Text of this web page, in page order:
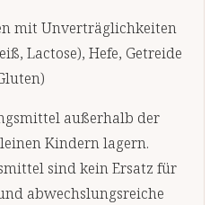
mit Unverträglichkeiten
Lactose), Hefe, Getreide
außerhalb der
Kindern lagern.
sind kein Ersatz für
abwechslungsreiche